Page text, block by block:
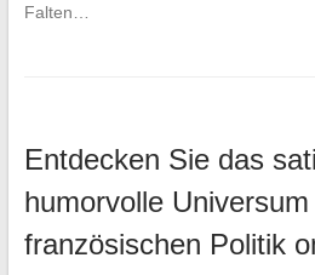
Falten…
Entdecken Sie das
humorvolle
französischen Politik